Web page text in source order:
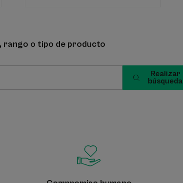
rango o tipo de producto
Realizar
búsqueda